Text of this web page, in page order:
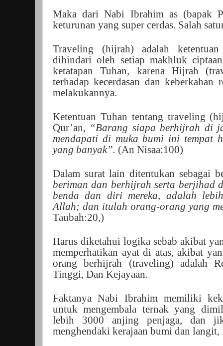
Maka dari Nabi Ibrahim as (bapak
keturunan yang super cerdas. Salah
Traveling (hijrah) adalah
dihindari oleh setiap makhluk
ketatapan Tuhan, karena Hijrah
terhadap kecerdasan dan
melakukannya.
Ketentuan Tuhan tentang traveling
Qur’an, “Barang siapa berhijrah di
mendapati di muka bumi ini tempat
yang banyak”. (An Nisaa:100)
Dalam surat lain ditentukan sebagai
beriman dan berhijrah serta berjihad
benda dan diri mereka, adalah
Allah; dan itulah orang-orang yang
Taubah:20,)
Harus diketahui logika sebab akibat
memperhatikan ayat di atas, akibat
orang berhijrah (traveling) adalah
Tinggi, Dan Kejayaan.
Faktanya Nabi Ibrahim memiliki
untuk mengembala ternak yang
lebih 3000 anjing penjaga, dan
menghendaki kerajaan bumi dan